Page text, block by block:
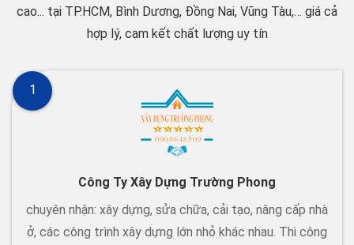
cao... tại TP.HCM, Bình Dương, Đồng Nai, Vũng Tàu,… giá cả
hợp lý, cam kết chất lượng uy tín
Công Ty Xây Dựng Trường Phong
chuyên nhận: xây dựng, sửa chữa, cải tạo, nâng cấp nhà
ở, các công trình xây dựng lớn nhỏ khác nhau. Thi công
1